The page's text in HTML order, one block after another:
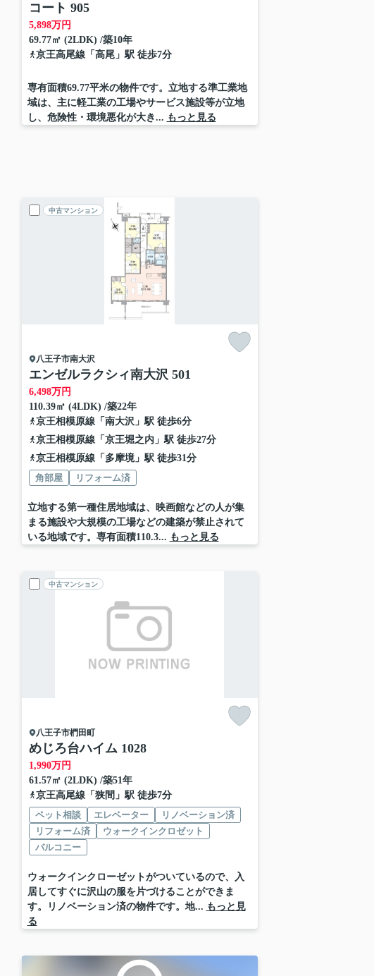
コート 905
5,898万円
69.77㎡ (2LDK) /築10年
京王高尾線「 高尾」駅 徒歩7分
専有面積69.77平米の物件です。立地する準工業地
域は、主に軽工業の工場やサービス施設等が立地
し、危険性・環境悪化が大き... もっと見る
中古マンション
八王子市南大沢
エンゼルラクシィ南大沢 501
6,498万円
110.39㎡ (4LDK) /築22年
京王相模原線「 南大沢」駅 徒歩6分
京王相模原線「 京王堀之内」駅 徒歩27分
京王相模原線「 多摩境」駅 徒歩31分
角部屋
リフォーム済
立地する第一種住居地域は、映画館などの人が集
まる施設や大規模の工場などの建築が禁止されて
いる地域です。専有面積110.3... もっと見る
中古マンション
八王子市椚田町
めじろ台ハイム 1028
1,990万円
61.57㎡ (2LDK) /築51年
京王高尾線「 狭間 」駅 徒歩7分
ペット相談
エレベーター
リノベーション済
リフォーム済
ウォークインクロゼット
バルコニー
ウォークインクローゼットがついているので、入
居してすぐに沢山の服を片づけることができま
す。リノベーション済の物件です。地... もっと見
る